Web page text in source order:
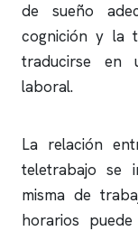
de sueño
cognición y la
traducirse en
laboral.
La relación
teletrabajo se
misma de
horarios